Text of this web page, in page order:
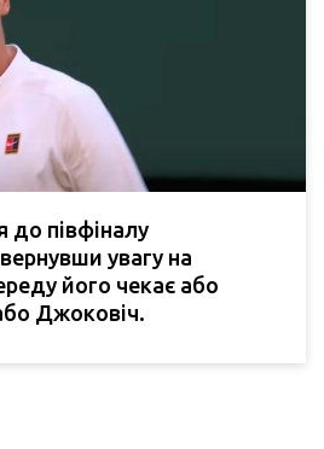
до півфіналу
увагу на
його чекає або
Джоковіч.